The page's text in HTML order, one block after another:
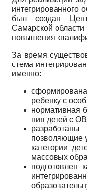
интегрированного
был создан
Самар­ской
повы­шения
За время
стема
именно:
ребенку с
нормативная
ния детей с
позволя­ющие
категории
массовых
подготовлен